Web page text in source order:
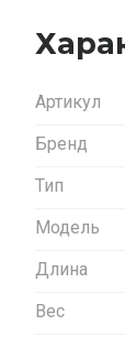
Артикул
Бренд
Тип
Модель
Длина
Вес